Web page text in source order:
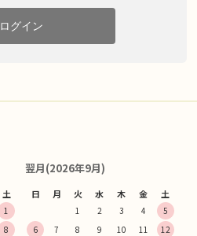
ログイン
土
1
8
翌月(2026年9月)
日 月 火 水 木 金 土
1 2 3 4
5
6
7 8 9 10 11
12